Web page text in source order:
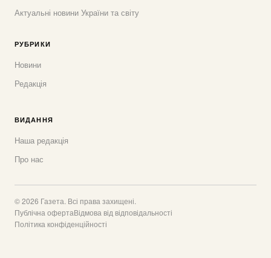
Актуальні новини України та світу
РУБРИКИ
Новини
Редакція
ВИДАННЯ
Наша редакція
Про нас
© 2026 Газета. Всі права захищені.
Публічна офертаВідмова від відповідальності
Політика конфіденційності